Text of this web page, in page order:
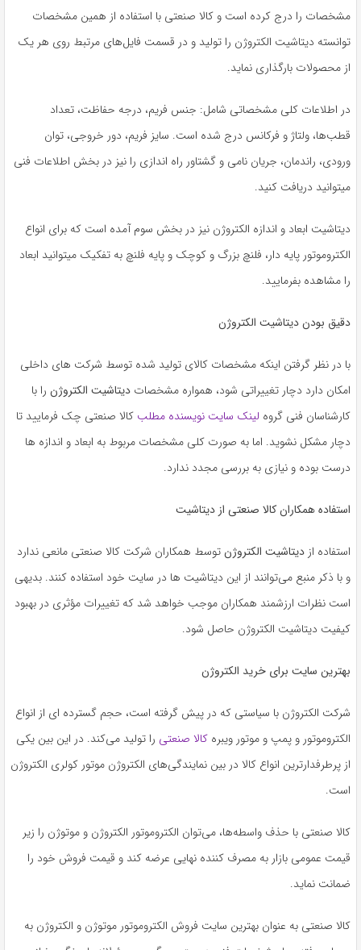
مشخصات را درج کرده است و کالا صنعتی با استفاده از همین مشخصات
توانسته دیتاشیت الکتروژن را تولید و در قسمت فایل‌های مرتبط روی هر یک
از محصولات بارگذاری نماید.
در اطلاعات کلی مشخصاتی شامل: جنس فریم، درجه حفاظت، تعداد
قطب‌ها، ولتاژ و فرکانس درج‌ شده است. سایز فریم، دور خروجی، توان
ورودی، راندمان، جریان نامی و گشتاور راه‌ اندازی را نیز در بخش اطلاعات فنی
میتوانید دریافت کنید.
دیتاشیت ابعاد و اندازه الکتروژن نیز در بخش سوم آمده است که برای انواع
الکتروموتور پایه‌ دار، فلنچ بزرگ و کوچک و پایه فلنچ به تفکیک میتوانید ابعاد
را مشاهده بفرمایید.
دقیق بودن دیتاشیت الکتروژن
با در نظر گرفتن اینکه مشخصات کالای تولید شده توسط شرکت‌ های داخلی
امکان دارد دچار تغییراتی شود، همواره مشخصات دیتاشیت الکتروژن را با
کارشناسان فنی گروه لینک سایت نویسنده مطلب کالا صنعتی چک فرمایید تا
دچار مشکل نشوید. اما به‌ صورت کلی مشخصات مربوط به ابعاد و اندازه‌ ها
درست بوده و نیازی به بررسی مجدد ندارد.
استفاده همکاران کالا صنعتی از دیتاشیت
استفاده از دیتاشیت الکتروژنتوسط همکاران شرکت کالا صنعتی مانعی ندارد
و با ذکر منبع می‌توانند از این دیتاشیت ها در سایت خود استفاده کنند. بدیهی
است نظرات ارزشمند همکاران موجب خواهد شد که تغییرات مؤثری در بهبود
کیفیت دیتاشیت الکتروژن حاصل شود.
بهترین سایت برای خرید الکتروژن
شرکت الکتروژن با سیاستی که در پیش‌ گرفته است، حجم گسترده ای از انواع
الکتروموتور و پمپ و موتور ویبره کالا صنعتی را تولید می‌کند. در این بین یکی
از پرطرفدارترین انواع کالا در بین نمایندگی‌های الکتروژن موتور کولری الکتروژن
است.
کالا صنعتی با حذف واسطه‌ها، می‌توان الکتروموتور الکتروژن و موتوژن را زیر
قیمت عمومی بازار به مصرف ‌کننده نهایی عرضه کند و قیمت فروش خود را
ضمانت نماید.
کالا صنعتی به‌ عنوان بهترین سایت فروش الکتروموتور موتوژن و الکتروژن به